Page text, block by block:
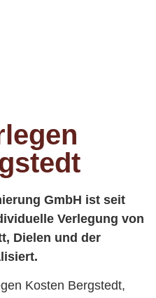
GmbH ist seit
Verlegung von
Dielen und der
Kosten Bergstedt,